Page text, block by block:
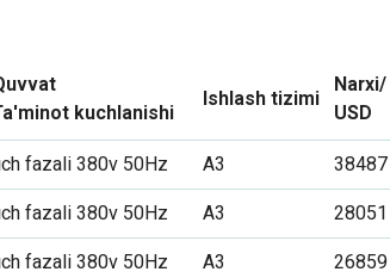
kuchlanishi
Ishlash tizimi Narxi/
USD
fazali 380v 50Hz A3
38487
fazali 380v 50Hz A3
28051
fazali 380v 50Hz A3
26859